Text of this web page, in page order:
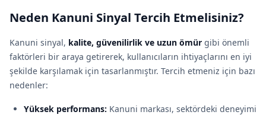
Neden Kanuni Sinyal Tercih Etmelisiniz?
Kanuni sinyal, kalite, güvenilirlik ve uzun ömür gibi önemli
faktörleri bir araya getirerek, kullanıcıların ihtiyaçlarını en iyi
şekilde karşılamak için tasarlanmıştır. Tercih etmeniz için bazı
nedenler:
Yüksek performans: Kanuni markası, sektördeki deneyimi